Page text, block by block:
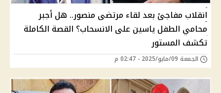
انقلاب مفاجئ بعد لقاء مرتضى منصور.. هل أجبر
محامي الطفل ياسين على الانسحاب؟ القصة الكاملة
تكشف المستور
الجمعة 09/مايو/2025 - 02:47 م